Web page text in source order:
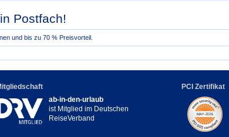
Postfach!
und bis zu 70 % Preisvorteil.
ab-in-den-urlaub
ist Mitglied im Deutschen
ReiseVerband
PCI Zertifikat